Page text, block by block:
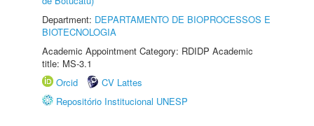
Department: DEPARTAMENTO DE BIOPROCESSOS E
BIOTECNOLOGIA
Academic Appointment Category: RDIDP Academic
title: MS-3.1
Orcid
CV Lattes
Repositório Institucional UNESP